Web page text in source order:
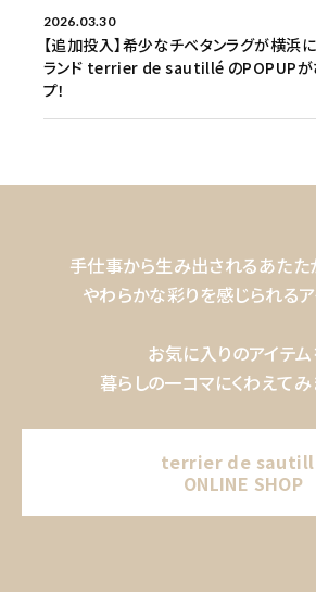
2026.03.30
【追加投入】希少なチベタンラグが横浜
ランド terrier de sautillé のPOPUPが
プ！
手仕事から生み出されるあたた
やわらかな彩りを感じられるア
お気に入りのアイテム
暮らしの一コマにくわえてみ
terrier de
ONLINE SHOP